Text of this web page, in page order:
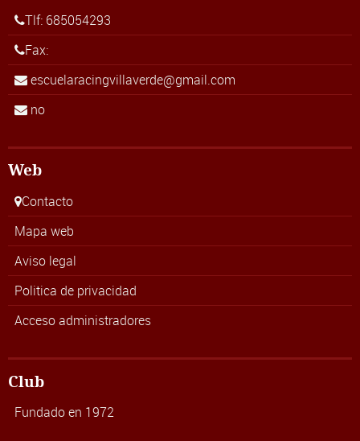
Tlf: 685054293
Fax:
escuelaracingvillaverde@gmail.com
no
Web
Contacto
Mapa web
Aviso legal
Politica de privacidad
Acceso administradores
Club
Fundado en 1972